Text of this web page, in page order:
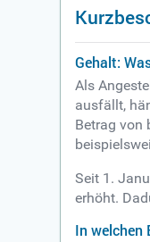
Gehalt:
Als
ausfällt,
Betrag von
Seit 1.
erhöht.
In welchen